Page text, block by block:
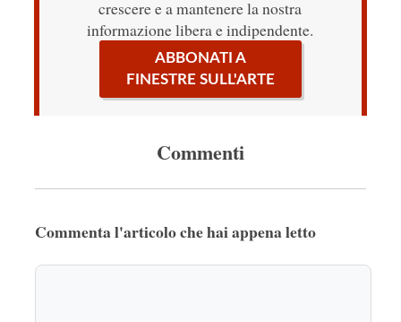
crescere e a mantenere la nostra
informazione libera e indipendente.
ABBONATI A
FINESTRE SULL'ARTE
Commenti
Commenta l'articolo che hai appena letto